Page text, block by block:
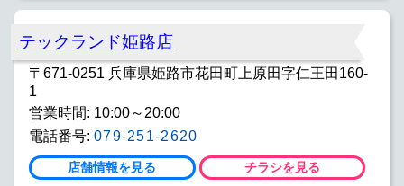
テックランド姫路店
〒671-0251 兵庫県姫路市花田町上原田字仁王田160-
1
営業時間: 10:00～20:00
電話番号: 079-251-2620
店舗情報を見る チラシを見る